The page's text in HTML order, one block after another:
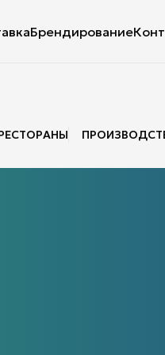
Брендирование